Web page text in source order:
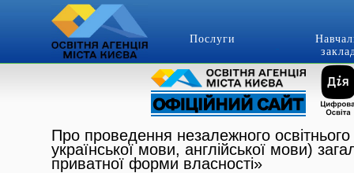
Послуги
Про проведення незалежного
української мови, англійської мови)
приватної форми власності»